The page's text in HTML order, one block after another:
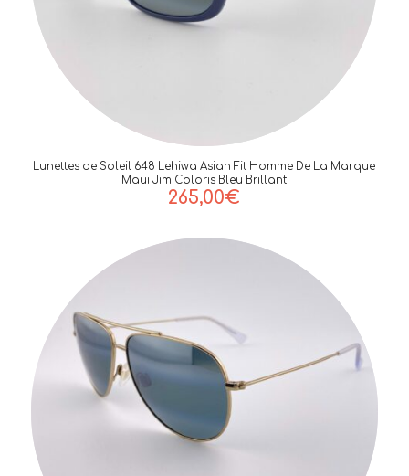
Lunettes de Soleil 648 Lehiwa Asian Fit Homme De La Marque
Maui Jim Coloris Bleu Brillant
265,00€